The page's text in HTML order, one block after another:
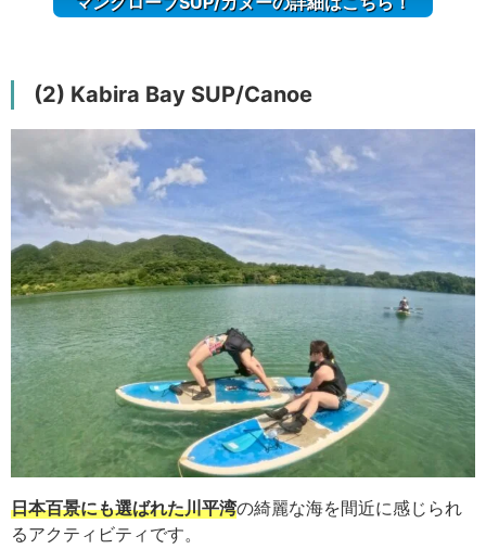
(2) Kabira Bay SUP/Canoe
日本百景にも選ばれた川平湾の綺麗な海を間近に感じられ
るアクティビティです。